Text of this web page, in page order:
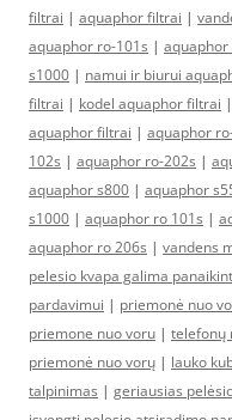
filtrai | aquaphor filtrai |
aquaphor ro-101s | aquaphor
s1000 | namui ir biurui
filtrai | kodel aquaphor filtrai |
aquaphor filtrai | aquaphor
102s | aquaphor ro-202s |
aquaphor s800 | aquaphor
s1000 | aquaphor ro 101s |
aquaphor ro 206s | vandens
pelesio kvapa galima
pardavimui | priemonė nuo
priemone nuo voru | telefonų
priemonė nuo vorų | lauko
talpinimas | geriausias